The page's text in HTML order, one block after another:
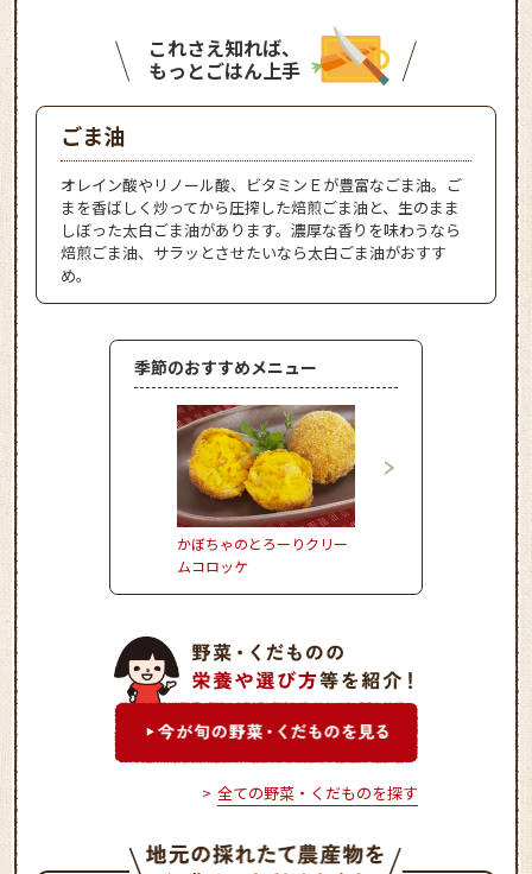
これさえ知れば、
もっとごはん上手
ごま油
オレイン酸やリノール酸、ビタミンＥが豊富なごま油。ご
まを香ばしく炒ってから圧搾した焙煎ごま油と、生のまま
しぼった太白ごま油があります。濃厚な香りを味わうなら
焙煎ごま油、サラッとさせたいなら太白ごま油がおすす
め。
季節のおすすめメニュー
かぼちゃのとろーりクリー
ムコロッケ
お野菜たっぷりかき揚げ
全ての野菜・くだものを探す